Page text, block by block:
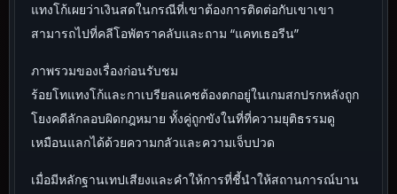
แทงโก้เผยว่าเงินสดในกรณีที่เขาต้องการติดต่อกับเขาเขา
สามารถไปที่คลีโอพัตราคลับและถาม “แคทเธอรีน”
ภาพรวมของเรื่องก่อนรับชม
ร้อยโทแทงโก้และกาเบรียลแคชต้องตกอยู่ในเกมสกปรกหลังถูก
โยงคดีลักลอบผิดกฎหมาย ทั้งคู่ถูกขังในที่ที่ความยุติธรรมดู
เหมือนแลกได้ด้วยความกลัวและความเจ็บปวด
เมื่อมีหลักฐานเทปเสียงและคำให้การที่ชี้นำให้สถานการณ์บาน